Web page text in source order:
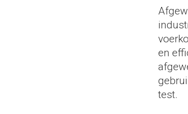
en
test.